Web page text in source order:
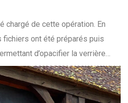
chargé de cette opération. En
fichiers ont été préparés puis
d’opacifier la verrière
totalement la lumière.